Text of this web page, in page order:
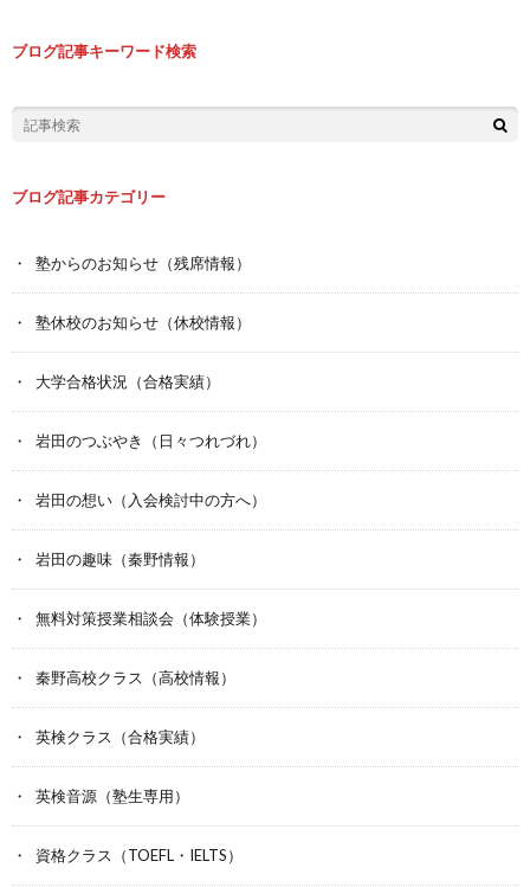
ブログ記事キーワード検索
ブログ記事カテゴリー
塾からのお知らせ（残席情報）
塾休校のお知らせ（休校情報）
大学合格状況（合格実績）
岩田のつぶやき（日々つれづれ）
岩田の想い（入会検討中の方へ）
岩田の趣味（秦野情報）
無料対策授業相談会（体験授業）
秦野高校クラス（高校情報）
英検クラス（合格実績）
英検音源（塾生専用）
資格クラス（TOEFL・IELTS）